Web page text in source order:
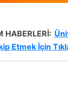
HABERLERİ:
Etmek İçin